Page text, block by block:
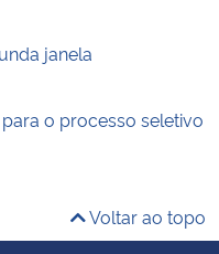
janela
o processo seletivo
Voltar ao topo